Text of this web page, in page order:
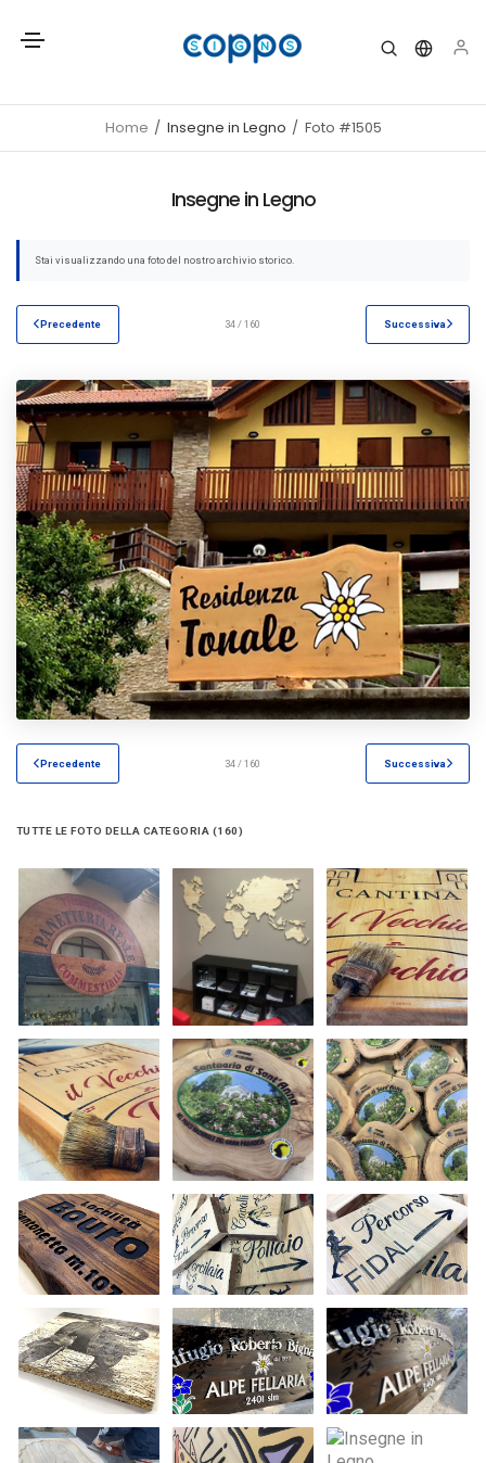
Home Insegne in Legno Foto #1505
Insegne in Legno
Stai visualizzando una foto del nostro archivio storico.
Precedente 34 / 160 Successiva
Precedente 34 / 160 Successiva
TUTTE LE FOTO DELLA CATEGORIA (160)